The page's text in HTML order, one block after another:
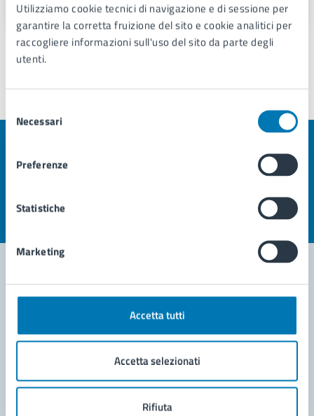
Utilizziamo cookie tecnici di navigazione e di sessione per
garantire la corretta fruizione del sito e cookie analitici per
raccogliere informazioni sull'uso del sito da parte degli
utenti.
delNecessari
Preferenze
Statistiche
Marketing
Accetta tutti
Accetta selezionati
Rifiuta
Quanto sono chiare le informazioni su questa
pagina?
Valuta la chiarezza delle informazioni (da 1 a 5 stelle)
Seleziona il numero di stelle per valutare la chiarezza delle
Contatta il comune
Leggi le domande frequenti
Richiedi assistenza
Prenota appuntamento